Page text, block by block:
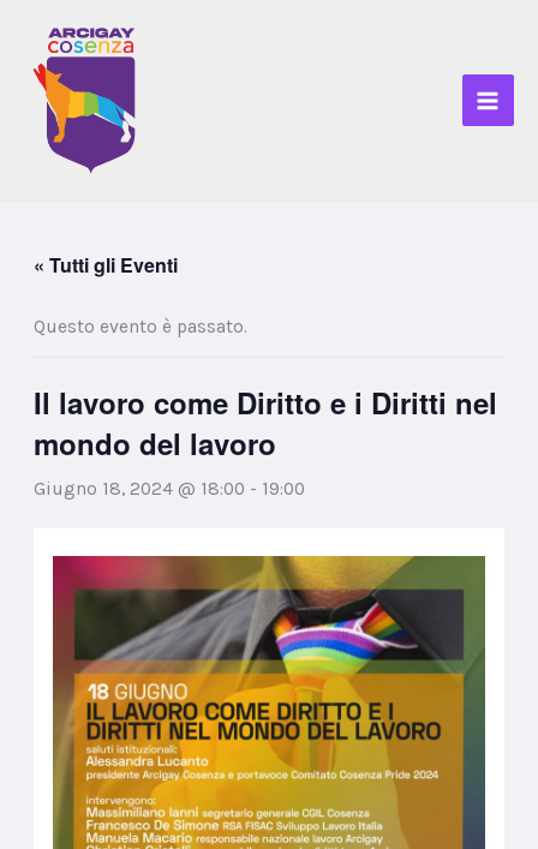
contenuto
« Tutti gli Eventi
Questo evento è passato.
Il lavoro come Diritto e i Diritti nel
mondo del lavoro
Giugno 18, 2024 @ 18:00 - 19:00